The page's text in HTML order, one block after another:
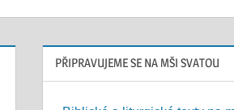
PŘIPRAVUJEME SE NA MŠI SVATOU